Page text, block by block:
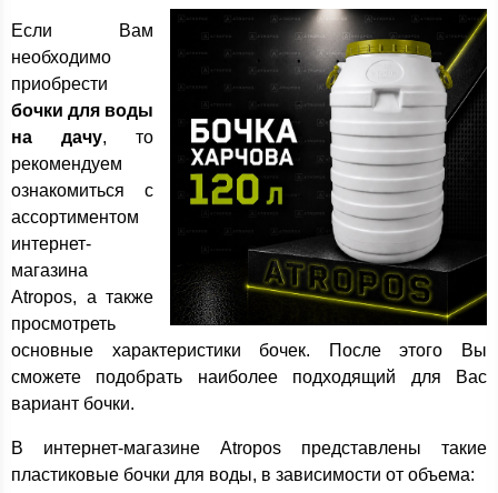
Если Вам
необходимо
приобрести
бочки для воды
на дачу, то
рекомендуем
ознакомиться с
ассортиментом
интернет-
магазина
Atropos, а также
просмотреть
основные характеристики бочек. После этого Вы
сможете подобрать наиболее подходящий для Вас
вариант бочки.
В интернет-магазине Atropos представлены такие
пластиковые бочки для воды, в зависимости от объема: